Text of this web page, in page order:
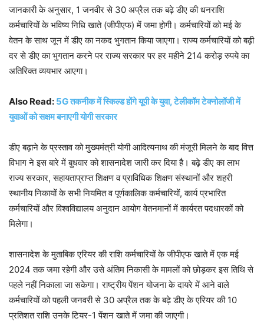
जानकारी के अनुसार, 1 जनवीर से 30 अप्रैल तक बढ़े डीए की धनराशि
कर्मचारियों के भविष्य निधि खाते (जीपीएफ) में जमा होगी। कर्मचारियों को मई के
वेतन के साथ जून में डीए का नकद भुगतान किया जाएगा। राज्य कर्मचारियों को बढ़ी
दर से डीए का भुगतान करने पर राज्य सरकार पर हर महीने 214 करोड़ रुपये का
अतिरिक्त व्ययभार आएगा।
Also Read: 5G तकनीक में स्किल्ड होंगे यूपी के युवा, टेलीकॉम टेक्नोलॉजी में
युवाओं को सक्षम बनाएगी योगी सरकार
डीए बढ़ाने के प्रस्ताव को मुख्यमंत्री योगी आदित्यनाथ की मंजूरी मिलने के बाद वित्त
विभाग ने इस बारे में बुधवार को शासनादेश जारी कर दिया है। बढ़े डीए का लाभ
राज्य सरकार, सहायताप्राप्त शिक्षण व प्राविधिक शिक्षण संस्थानों और शहरी
स्थानीय निकायों के सभी नियमित व पूर्णकालिक कर्मचारियों, कार्य प्रभारित
कर्मचारियों और विश्वविद्यालय अनुदान आयोग वेतनमानों में कार्यरत पदधारकों को
मिलेगा।
शासनादेश के मुताबिक एरियर की राशि कर्मचारियों के जीपीएफ खाते में एक मई
2024 तक जमा रहेगी और उसे अंतिम निकासी के मामलों को छोड़कर इस तिथि से
पहले नहीं निकाला जा सकेगा। राष्ट्रीय पेंशन योजना के दायरे में आने वाले
कर्मचारियों को पहली जनवरी से 30 अप्रैल तक के बढ़े डीए के एरियर की 10
प्रतिशत राशि उनके टियर-1 पेंशन खाते में जमा की जाएगी।